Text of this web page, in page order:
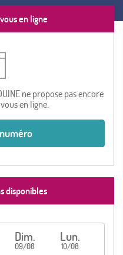
en ligne
ne propose pas encore
en ligne.
disponibles
Dim.
09/08
Lun.
10/08